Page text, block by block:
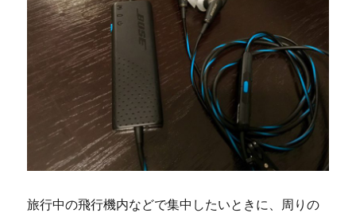
旅行中の飛行機内などで集中したいときに、周りの